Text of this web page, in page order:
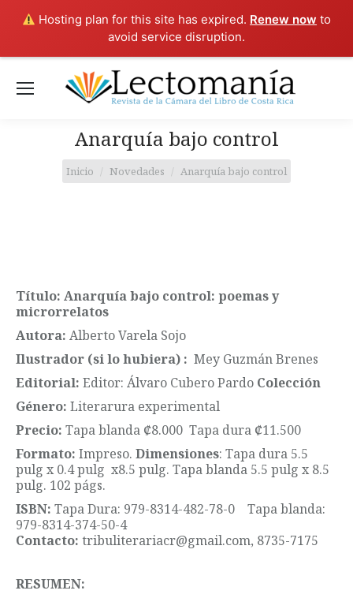
Hosting plan for this site has expired. Renew now to
avoid service disruption.
Anarquía bajo control
Estás aquí:
Inicio Novedades Anarquía bajo control
Título: Anarquía bajo control: poemas y
microrrelatos
Autora: Alberto Varela Sojo
Ilustrador (si lo hubiera) : Mey Guzmán Brenes
Editorial: Editor: Álvaro Cubero Pardo Colección
Género: Literarura experimental
Precio: Tapa blanda ₡8.000 Tapa dura ₡11.500
Formato: Impreso. Dimensiones: Tapa dura 5.5
pulg x 0.4 pulg x8.5 pulg. Tapa blanda 5.5 pulg x 8.5
pulg. 102 págs.
ISBN: Tapa Dura: 979-8314-482-78-0 Tapa blanda:
979-8314-374-50-4
Contacto: tribuliterariacr@gmail.com, 8735-7175
RESUMEN: